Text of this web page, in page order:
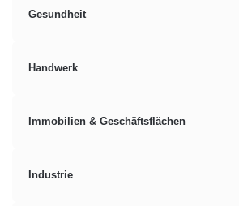
Gesundheit
Handwerk
Immobilien & Geschäftsflächen
Industrie